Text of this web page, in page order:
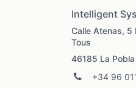
Intelligent
Calle Atenas, 5
Tous
46185 La
+34 96